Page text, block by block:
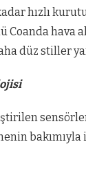
hızlı
Coanda hava
düz stiller